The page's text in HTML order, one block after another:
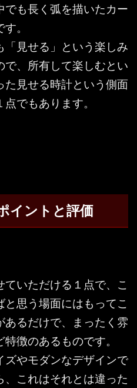
も長く弧を描いたカー
。
見せる」という楽しみ
、所有して楽しむとい
た見せる時計という側面
でもあります。
イントと評価
いただける１点で、こ
思う場面にはもってこ
るだけで、まったく雰
徴のあるものです。
やモダンなデザインで
、これはそれとは違った